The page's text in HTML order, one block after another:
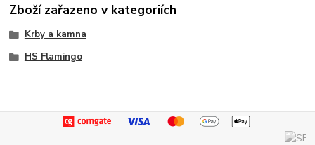
Zboží zařazeno v kategoriích
Krby a kamna
HS Flamingo